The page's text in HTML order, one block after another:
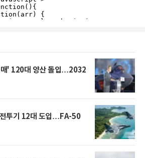
' 120대 양산 돌입…2032
투기 12대 도입…FA-50